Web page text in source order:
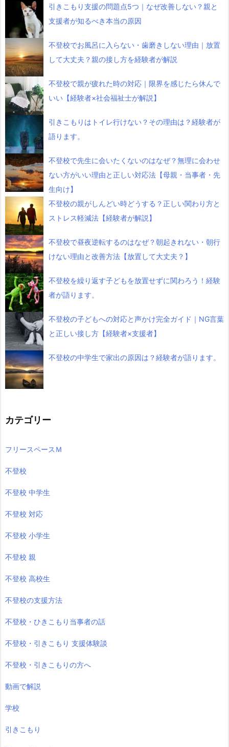
引きこもり支援の問題点5つ｜なぜ改善しない？親と
支援者が知るべき本当の原因
不登校でお風呂に入らない・歯磨きしない理由｜放置
して大丈夫？親の接し方を経験者が解説
不登校で親が疲れた時の対応｜限界を感じたら休んで
いい【経験者×社会福祉士が解説】
引きこもりはトイレ行けない？その理由は？経験者が
語ります。
不登校で先生に会いたくないのはなぜ？無理に会わせ
ない方がいい理由と正しい対応法【母親・当事者・先
生向け】
不登校の親がしんどい時どうする？正しい関わり方と
ストレス軽減法【経験者が解説】
不登校で昼夜逆転するのはなぜ？朝起きれない・朝行
けない理由と改善方法【放置して大丈夫？】
不登校を繰り返す子どもを放置せずに関わろう！経験
者が語ります。
不登校の子どもへの対応と声かけ完全ガイド｜NG言葉
と正しい接し方【経験者×支援者】
不登校の中学生で家出の原因は？経験者が語ります。
カテゴリー
フリースペースＭ
不登校
不登校 中学生
不登校 対応
不登校 小学生
不登校 親
不登校 高校生
不登校の支援方法
不登校・ひきこもり当事者の話
不登校・引きこもり 支援体験談
不登校・引きこもりの方へ
動画で解説
学校
引きこもり